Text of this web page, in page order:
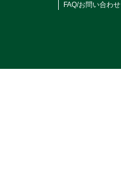
FAQ/お問い合わせ